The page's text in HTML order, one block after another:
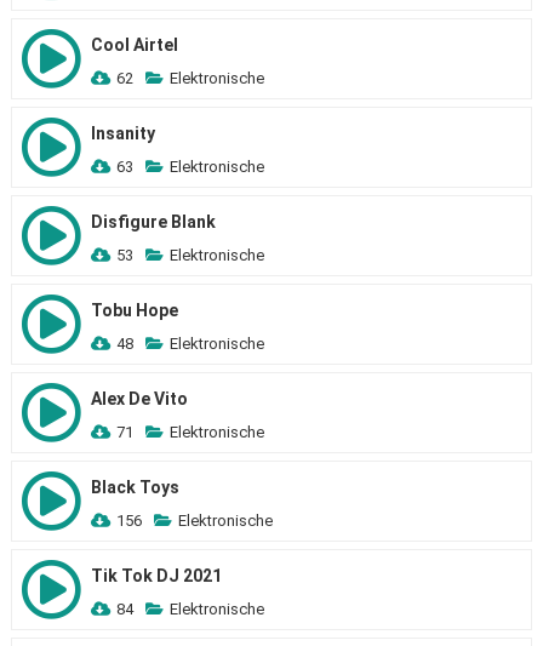
Cool Airtel
62 Elektronische
Insanity
63 Elektronische
Disfigure Blank
53 Elektronische
Tobu Hope
48 Elektronische
Alex De Vito
71 Elektronische
Black Toys
156 Elektronische
Tik Tok DJ 2021
84 Elektronische